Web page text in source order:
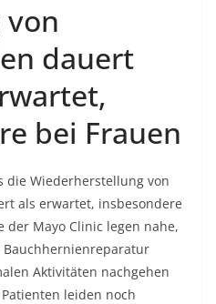
von
dauert
bei Frauen
die Wiederherstellung von
als erwartet, insbesondere
der Mayo Clinic legen nahe,
Bauchhernienreparatur
Aktivitäten nachgehen
leiden noch